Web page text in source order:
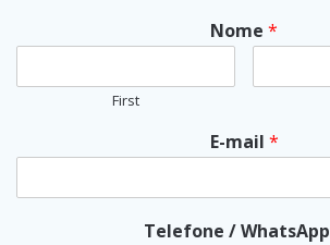
Nome *
First
E-mail *
Telefone / WhatsApp